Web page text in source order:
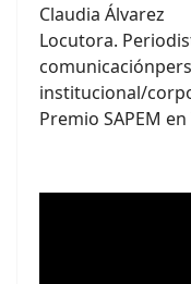
Claudia Álvarez
Locutora.
institucional/
Premio SAPEM